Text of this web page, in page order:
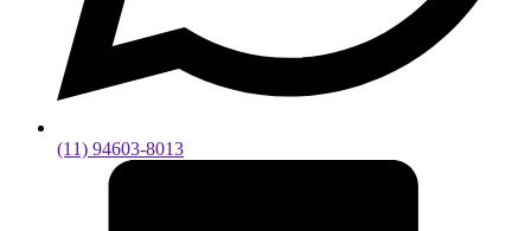
(11) 94603-8013